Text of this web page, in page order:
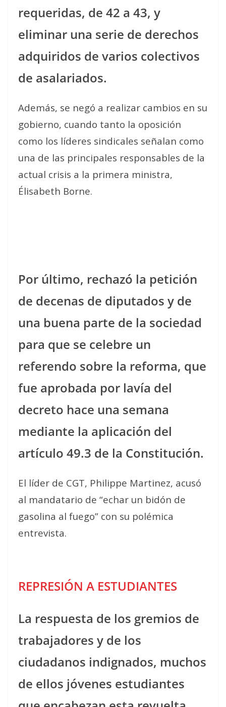
requeridas, de 42 a 43, y
eliminar una serie de derechos
adquiridos de varios colectivos
de asalariados.
Además, se negó a realizar cambios en su
gobierno, cuando tanto la oposición
como los líderes sindicales señalan como
una de las principales responsables de la
actual crisis a la primera ministra,
Élisabeth Borne.
Por último, rechazó la petición
de decenas de diputados y de
una buena parte de la sociedad
para que se celebre un
referendo sobre la reforma, que
fue aprobada por lavía del
decreto hace una semana
mediante la aplicación del
artículo 49.3 de la Constitución.
El líder de CGT, Philippe Martinez, acusó
al mandatario de “echar un bidón de
gasolina al fuego” con su polémica
entrevista.
REPRESIÓN A ESTUDIANTES
La respuesta de los gremios de
trabajadores y de los
ciudadanos indignados, muchos
de ellos jóvenes estudiantes